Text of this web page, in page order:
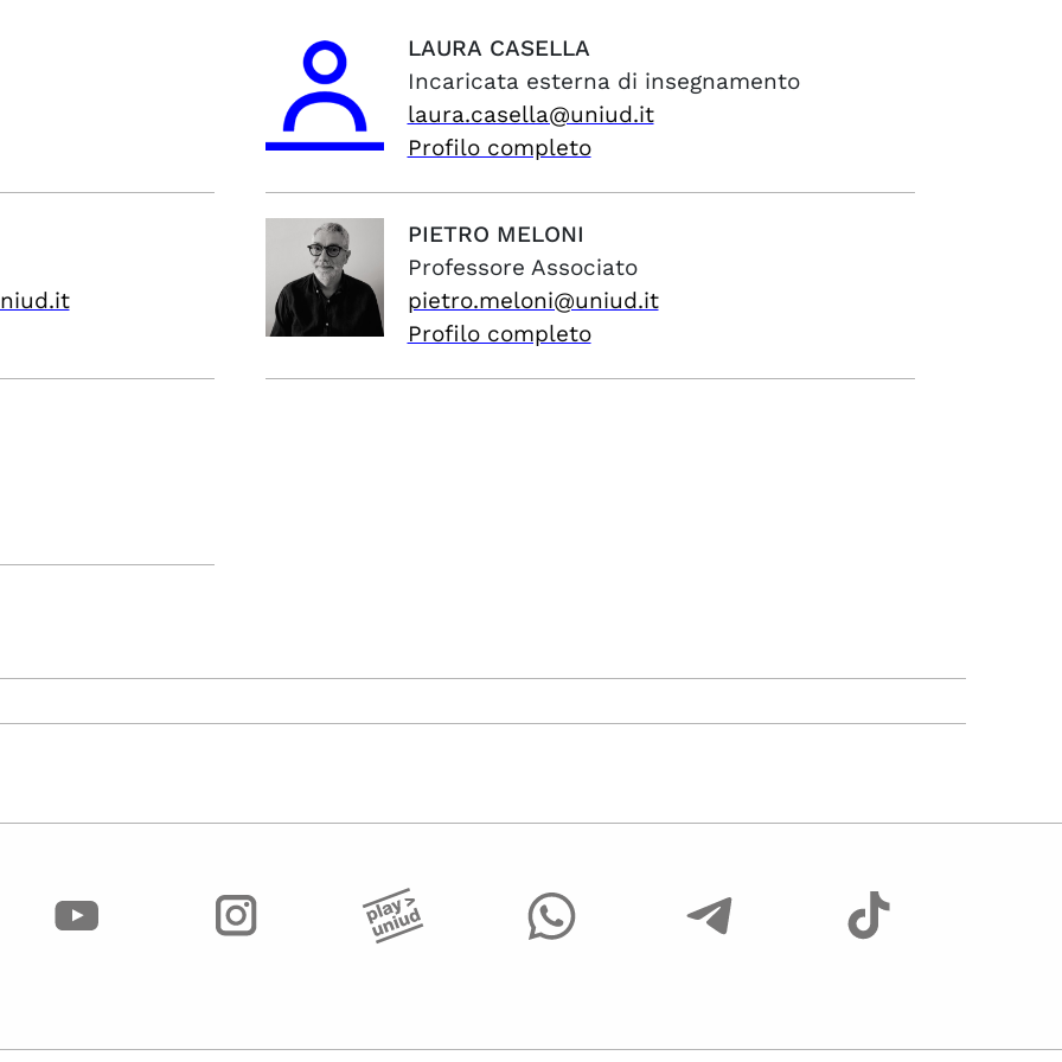
LAURA CASELLA
Incaricata esterna di insegnamento
laura.casella@uniud.it
Profilo completo
PIETRO MELONI
Professore Associato
pietro.meloni@uniud.it
Profilo completo